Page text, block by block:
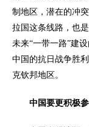
制地区，潜在的冲
拉国这条线路，也
未来“一带一路”建
中国的抗日战争胜
克钦邦地区。
中国要更积极